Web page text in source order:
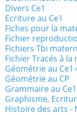
Divers Ce1
Ecriture au Ce1
Fiches pour la
Fichier
Fichiers Tbi
Fichier Tracés à la
Géométrie au
Géométrie au CP
Grammaire au Ce1
Graphisme,
Histoire des arts -